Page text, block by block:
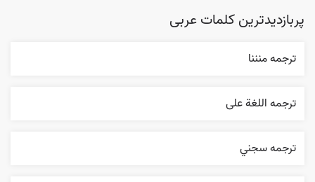
پربازدیدترین کلمات عربی
ترجمه منننا
ترجمه اللغة علی
ترجمه سجني